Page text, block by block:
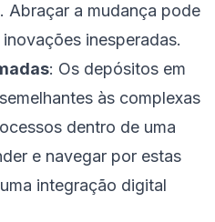
Abraçar a mudança pode
inesperadas.
: Os depósitos em
às complexas
dentro de uma
e navegar por estas
integração digital